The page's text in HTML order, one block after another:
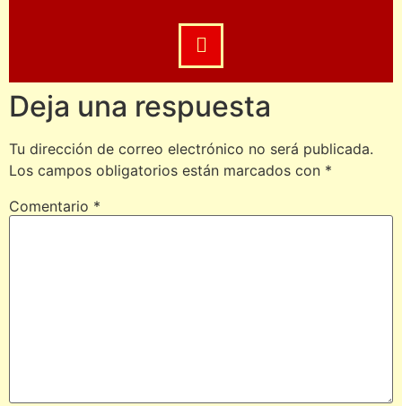
Deja una respuesta
Tu dirección de correo electrónico no será publicada.
Los campos obligatorios están marcados con *
Comentario *